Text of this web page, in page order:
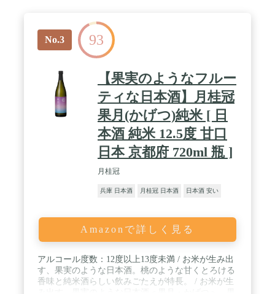
No.3 93
【果実のようなフルー
ティな日本酒】月桂冠
果月(かげつ)純米 [ 日
本酒 純米 12.5度 甘口
日本 京都府 720ml 瓶 ]
月桂冠
兵庫 日本酒 月桂冠 日本酒 日本酒 安い
Amazonで詳しく見る
アルコール度数：12度以上13度未満 / お米が生み出
す、果実のような日本酒。桃のような甘くとろける
香味と純米酒らしい飲みごたえが特長。 / お米が生